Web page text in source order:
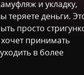
и укладку,
теряете деньги.
просто
принимать
в более